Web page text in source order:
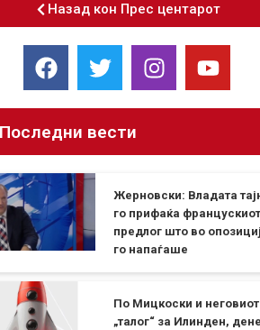
Назад кон Прес центарот
вести
Жерновски: Владата
го прифаќа францускиот
предлог што во
го напаѓаше
По Мицкоски и неговиот
„талог“ за Илинден,